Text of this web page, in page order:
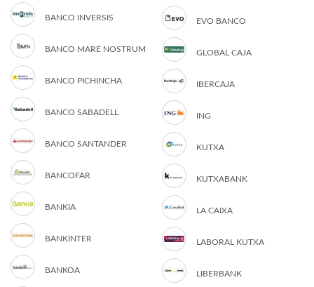
BANCO INVERSIS
BANCO MARE NOSTRUM
BANCO PICHINCHA
BANCO SABADELL
BANCO SANTANDER
BANCOFAR
BANKIA
BANKINTER
BANKOA
EVO BANCO
GLOBAL CAJA
IBERCAJA
ING
KUTXA
KUTXABANK
LA CAIXA
LABORAL KUTXA
LIBERBANK